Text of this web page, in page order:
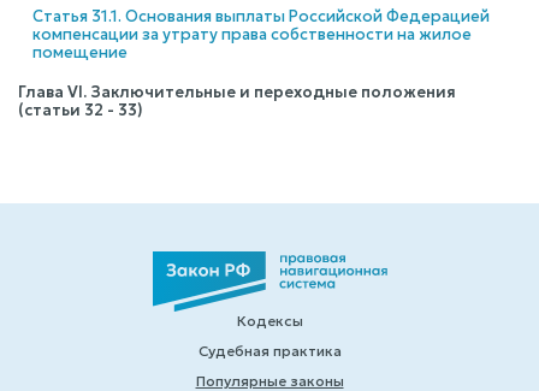
Статья 31.1. Основания выплаты Российской Федерацией
компенсации за утрату права собственности на жилое
помещение
Глава VI. Заключительные и переходные положения
(статьи 32 - 33)
Кодексы
Судебная практика
Популярные законы